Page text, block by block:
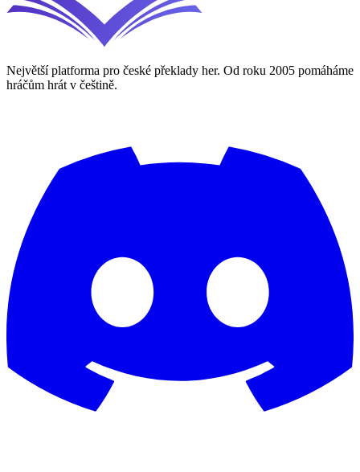
Největší platforma pro české překlady her. Od roku 2005 pomáháme
hráčům hrát v češtině.